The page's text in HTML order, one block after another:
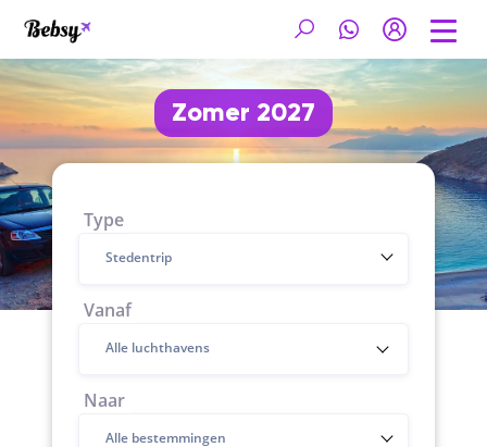
Zomer 2027
Type
Stedentrip
Vanaf
Naar
Alle bestemmingen